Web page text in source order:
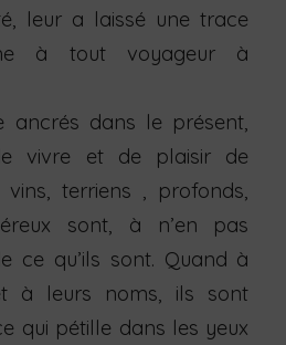
leur a laissé une trace
à tout voyageur à
ancrés dans le présent,
vivre et de plaisir de
vins, terriens , profonds,
sont, à n’en pas
ce qu’ils sont. Quand à
à leurs noms, ils sont
qui pétille dans les yeux